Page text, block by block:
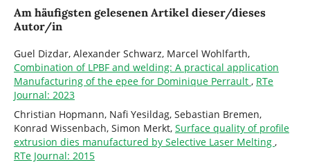
Am häufigsten gelesenen Artikel dieser/dieses
Autor/in
Guel Dizdar, Alexander Schwarz, Marcel Wohlfarth,
Combination of LPBF and welding: A practical application
Manufacturing of the epee for Dominique Perrault , RTe
Journal: 2023
Christian Hopmann, Nafi Yesildag, Sebastian Bremen,
Konrad Wissenbach, Simon Merkt, Surface quality of profile
extrusion dies manufactured by Selective Laser Melting ,
RTe Journal: 2015